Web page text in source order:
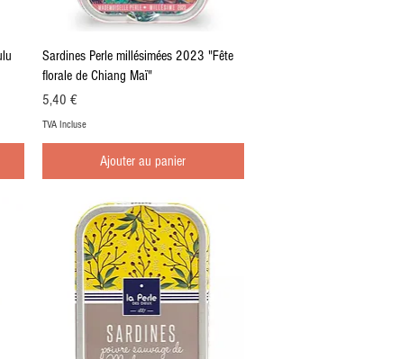
Aperçu rapide
Sardines Perle millésimées 2023 "Fête
florale de Chiang Maï"
Prix
5,40 €
TVA Incluse
Ajouter au panier